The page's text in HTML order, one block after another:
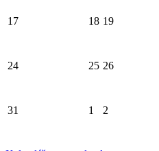
17 18 19
24 25 26
31 1 2